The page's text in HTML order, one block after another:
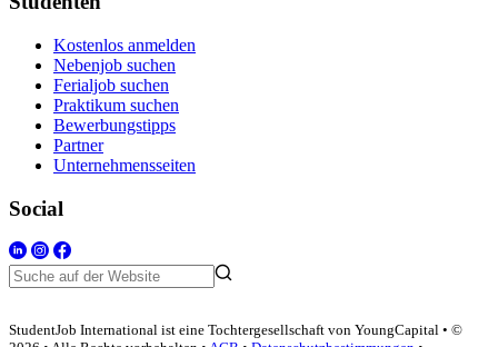
Kostenlos anmelden
Nebenjob suchen
Ferialjob suchen
Praktikum suchen
Bewerbungstipps
Partner
Unternehmensseiten
Social
StudentJob International ist eine Tochtergesellschaft von YoungCapital • ©